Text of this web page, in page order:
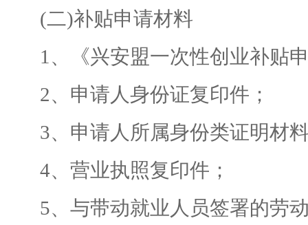
(二)补贴申请材料
1、《兴安盟一次性创业补贴申
2、申请人身份证复印件；
3、申请人所属身份类证明材
4、营业执照复印件；
5、与带动就业人员签署的劳动